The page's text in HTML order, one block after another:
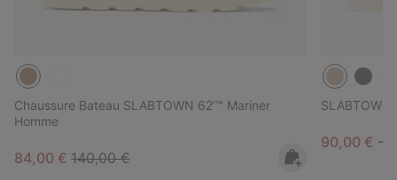
Chaussure Bateau SLABTOWN 62’™ Mariner
Homme
Sale price:
84,00 € Regular price:
140,00 €
Minimum
90,00 € -